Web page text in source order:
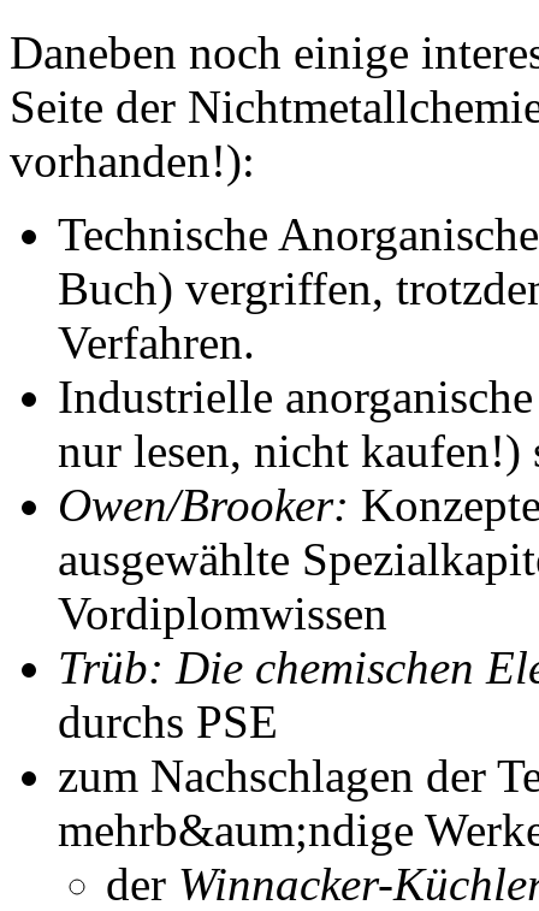
Daneben noch einige
Seite der
vorhanden!):
Technische
Buch) vergriffen,
Verfahren.
Industrielle
nur lesen, nicht kaufen!)
Owen/Brooker:
ausgewählte
Vordiplomwissen
Trüb: Die chemischen
durchs PSE
zum Nachschlagen der
mehrb&aum;ndige
der Winnacker-